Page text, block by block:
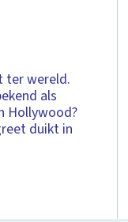
ter wereld.
als
Hollywood?
duikt in